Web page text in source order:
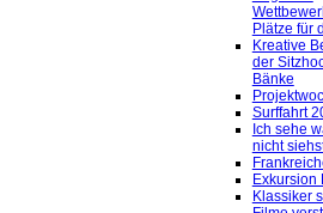
Plätze für
Kreative
der
Bänke
Surffahrt
Ich sehe
nicht
Exkursion
Klassiker